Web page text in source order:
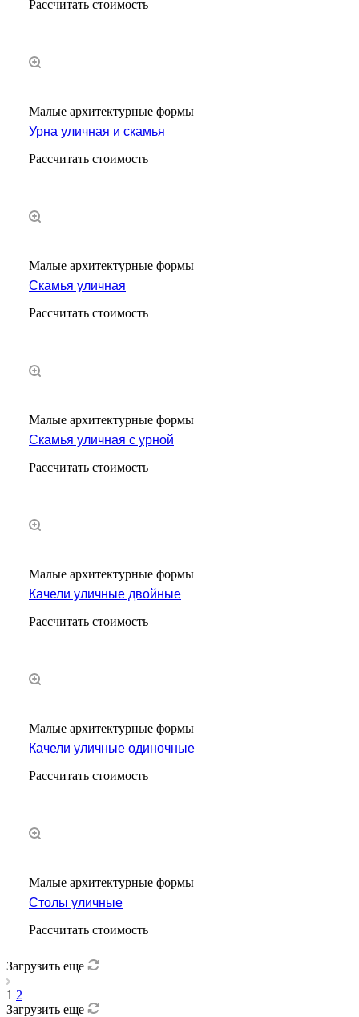
Рассчитать стоимость
Малые архитектурные формы
Урна уличная и скамья
Рассчитать стоимость
Малые архитектурные формы
Скамья уличная
Рассчитать стоимость
Малые архитектурные формы
Скамья уличная с урной
Рассчитать стоимость
Малые архитектурные формы
Качели уличные двойные
Рассчитать стоимость
Малые архитектурные формы
Качели уличные одиночные
Рассчитать стоимость
Малые архитектурные формы
Столы уличные
Рассчитать стоимость
Загрузить еще
1 2
Загрузить еще